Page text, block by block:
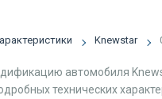
Knewstar
автомобиля
технических